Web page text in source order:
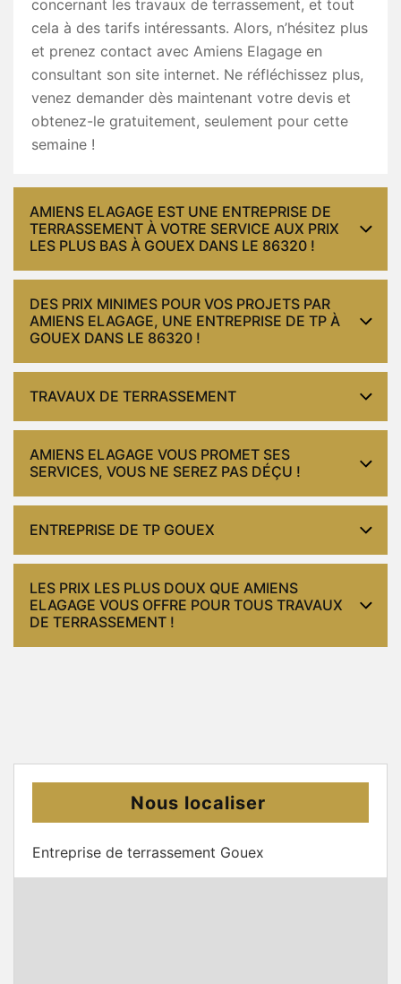
concernant les travaux de terrassement, et tout
cela à des tarifs intéressants. Alors, n’hésitez plus
et prenez contact avec Amiens Elagage en
consultant son site internet. Ne réfléchissez plus,
venez demander dès maintenant votre devis et
obtenez-le gratuitement, seulement pour cette
semaine !
AMIENS ELAGAGE EST UNE ENTREPRISE DE
TERRASSEMENT À VOTRE SERVICE AUX PRIX
LES PLUS BAS À GOUEX DANS LE 86320 !
DES PRIX MINIMES POUR VOS PROJETS PAR
AMIENS ELAGAGE, UNE ENTREPRISE DE TP À
GOUEX DANS LE 86320 !
TRAVAUX DE TERRASSEMENT
AMIENS ELAGAGE VOUS PROMET SES
SERVICES, VOUS NE SEREZ PAS DÉÇU !
ENTREPRISE DE TP GOUEX
LES PRIX LES PLUS DOUX QUE AMIENS
ELAGAGE VOUS OFFRE POUR TOUS TRAVAUX
DE TERRASSEMENT !
Nous localiser
Entreprise de terrassement Gouex